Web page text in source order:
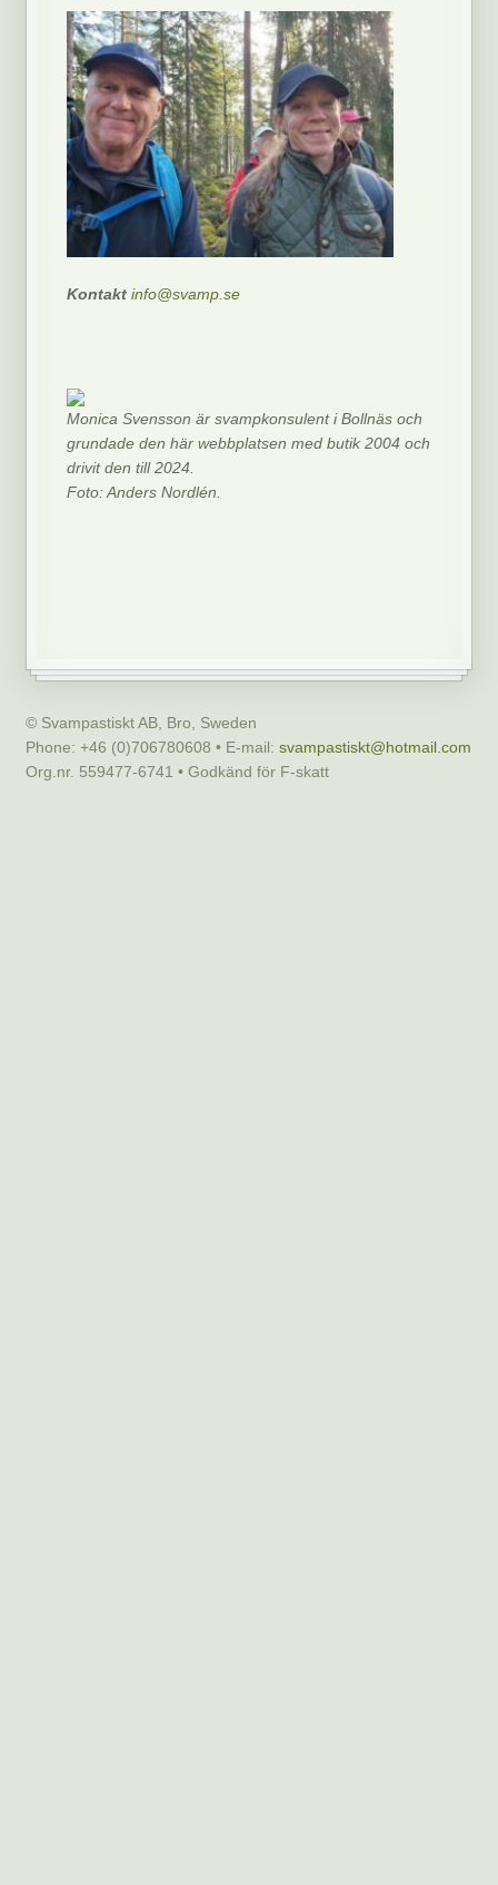
Kontaktinfo@svamp.se
Monica Svensson är svampkonsulent i Bollnäs och
grundade den här webbplatsen med butik 2004 och
drivit den till 2024.
Foto: Anders Nordlén.
© Svampastiskt AB, Bro, Sweden
Phone: +46 (0)706780608 • E-mail: svampastiskt@hotmail.com
Org.nr. 559477-6741 • Godkänd för F-skatt